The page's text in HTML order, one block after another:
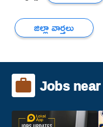
జిల్లా వార్తలు
Jobs